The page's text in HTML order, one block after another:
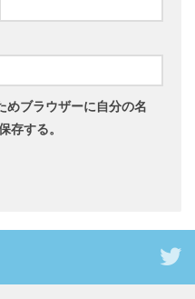
めブラウザーに自分の名
存する。